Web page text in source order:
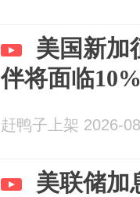
美国新加
伴将面临
赶鸭子上架 2026-
美联储加